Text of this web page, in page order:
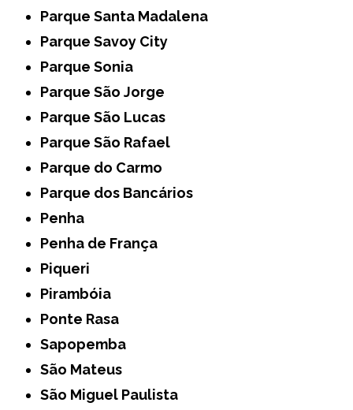
Parque Santa Madalena
Parque Savoy City
Parque Sonia
Parque São Jorge
Parque São Lucas
Parque São Rafael
Parque do Carmo
Parque dos Bancários
Penha
Penha de França
Piqueri
Pirambóia
Ponte Rasa
Sapopemba
São Mateus
São Miguel Paulista